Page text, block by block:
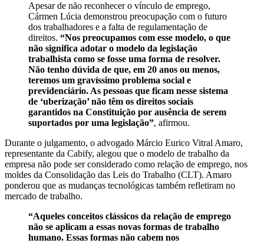
Apesar de não reconhecer o vínculo de emprego,
Cármen Lúcia demonstrou preocupação com o futuro
dos trabalhadores e a falta de regulamentação de
direitos. “Nos preocupamos com esse modelo, o que
não significa adotar o modelo da legislação
trabalhista como se fosse uma forma de resolver.
Não tenho dúvida de que, em 20 anos ou menos,
teremos um gravíssimo problema social e
previdenciário. As pessoas que ficam nesse sistema
de ‘uberização’ não têm os direitos sociais
garantidos na Constituição por ausência de serem
suportados por uma legislação”, afirmou.
Durante o julgamento, o advogado Márcio Eurico Vitral Amaro,
representante da Cabify, alegou que o modelo de trabalho da
empresa não pode ser considerado como relação de emprego, nos
moldes da Consolidação das Leis do Trabalho (CLT). Amaro
ponderou que as mudanças tecnológicas também refletiram no
mercado de trabalho.
“Aqueles conceitos clássicos da relação de emprego
não se aplicam a essas novas formas de trabalho
humano. Essas formas não cabem nos